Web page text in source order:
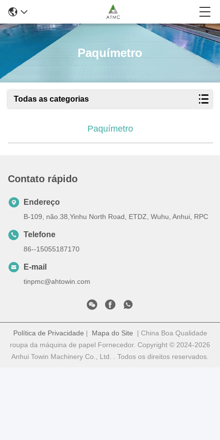
Paquímetro
Todas as categorias
Paquímetro
Contato rápido
Endereço
B-109, não.38,Yinhu North Road, ETDZ, Wuhu, Anhui, RPC
Telefone
86--15055187170
E-mail
tinpmc@ahtowin.com
Política de Privacidade | Mapa do Site | China Boa Qualidade
roupa da máquina de papel Fornecedor. Copyright © 2024-2026
Anhui Towin Machinery Co., Ltd. . Todos os direitos reservados.